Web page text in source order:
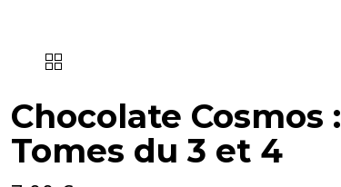
Chocolate Cosmos :
Tomes du 3 et 4
CHOCOLATE
TOMES
DU